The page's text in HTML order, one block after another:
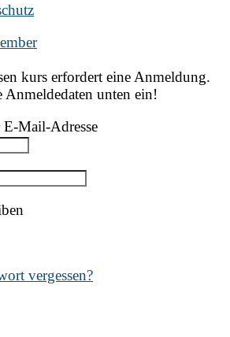
kurs erfordert eine Anmeldung.
Anmeldedaten unten ein!
E-Mail-Adresse
vergessen?